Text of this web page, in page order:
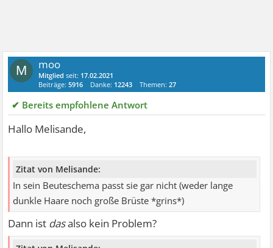
M moo
Mitglied seit: 17.02.2021
Beiträge:5916 Danke: 12243 Themen:27
✔ Bereits empfohlene Antwort
Hallo Melisande,
Zitat von Melisande:
In sein Beuteschema passt sie gar nicht (weder lange
dunkle Haare noch große Brüste *grins*)
Dann ist dasalso kein Problem?